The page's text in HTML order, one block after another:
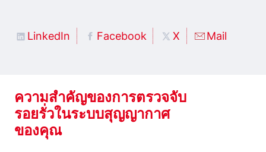
LinkedIn Facebook X Mail
ความสําคัญของการตรวจจับ
รอยรั่วในระบบสุญญากาศ
ของคุณ